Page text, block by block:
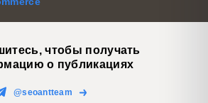
чтобы получать
о публикациях
@seoantteam